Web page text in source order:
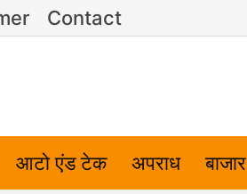
Contact
आटो एंड टेक अपराध बाजार